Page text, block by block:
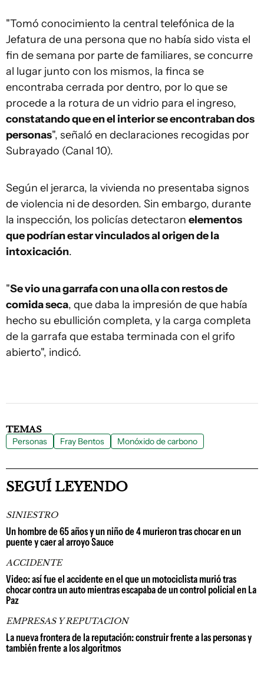
"Tomó conocimiento la central telefónica de la
Jefatura de una persona que no había sido vista el
fin de semana por parte de familiares, se concurre
al lugar junto con los mismos, la finca se
encontraba cerrada por dentro, por lo que se
procede a la rotura de un vidrio para el ingreso,
constatando que en el interior se encontraban dos
personas", señaló en declaraciones recogidas por
Subrayado (Canal 10).
Según el jerarca, la vivienda no presentaba signos
de violencia ni de desorden. Sin embargo, durante
la inspección, los policías detectaron elementos
que podrían estar vinculados al origen de la
intoxicación.
"Se vio una garrafa con una olla con restos de
comida seca, que daba la impresión de que había
hecho su ebullición completa, y la carga completa
de la garrafa que estaba terminada con el grifo
abierto", indicó.
TEMAS
Personas Fray Bentos Monóxido de carbono
SEGUÍ LEYENDO
SINIESTRO
Un hombre de 65 años y un niño de 4 murieron tras chocar en un
puente y caer al arroyo Sauce
ACCIDENTE
Video: así fue el accidente en el que un motociclista murió tras
chocar contra un auto mientras escapaba de un control policial en La
Paz
EMPRESAS Y REPUTACION
La nueva frontera de la reputación: construir frente a las personas y
también frente a los algoritmos